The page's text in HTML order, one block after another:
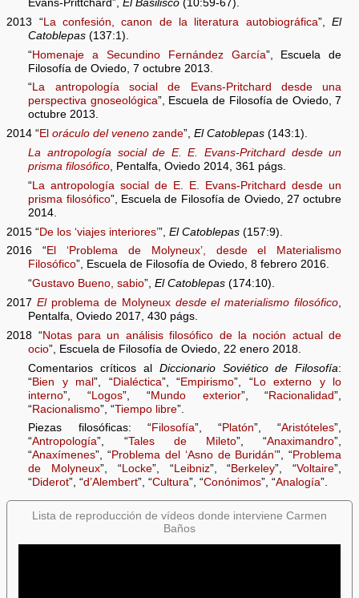
Evans-Prittchard”,El Basilisco (10:59-67).
2013 “La confesión, canon de la literatura autobiográfica”,El
Catoblepas (137:1).
“Homenaje a Secundino Fernández García”, Escuela de
Filosofía de Oviedo, 7 octubre 2013.
“La antropología social de Evans-Pritchard desde una
perspectiva gnoseológica”, Escuela de Filosofía de Oviedo, 7
octubre 2013.
2014 “Eloráculo del veneno zande”,El Catoblepas (143:1).
La antropología social de E. E. Evans-Pritchard desde un
prisma filosófico, Pentalfa, Oviedo 2014, 361 págs.
“ La antropología social de E. E. Evans-Pritchard desde un
prisma filosófico”, Escuela de Filosofía de Oviedo, 27 octubre
2014.
2015 “De los ‘viajes interiores’”,El Catoblepas (157:9).
2016 “El ‘Problema de Molyneux’, desde el Materialismo
Filosófico”, Escuela de Filosofía de Oviedo, 8 febrero 2016.
“Gustavo Bueno, sabio”,El Catoblepas (174:10).
2017Elproblema de Molyneux desde el materialismo filosófico,
Pentalfa, Oviedo 2017, 430 págs.
2018 “Notas para un análisis filosófico de la noción actual de
ocio”, Escuela de Filosofía de Oviedo, 22 enero 2018.
Comentarios críticos al Diccionario Soviético de Filosofía:
“Bien y mal”, “Dialéctica”, “Empirismo”, “Lo externo y lo
interno”, “Logos”, “Mundo exterior”, “Racionalidad”,
“Racionalismo”, “Tiempo libre”.
Piezas filosóficas: “Filosofía”, “Platón”, “Aristóteles”,
“Antropología”, “Tales de Mileto”, “Anaximandro”,
“Anaxímenes”, “Problema del ‘Asno de Buridán’”, “Problema
de Molyneux”, “Locke”, “Leibniz”, “Berkeley”, “Voltaire”,
“Diderot”, “d’Alembert”, “Cultura”, “Conónimos”, “Analogía”.
Lista de reproducción de vídeos donde interviene Carmen
Baños